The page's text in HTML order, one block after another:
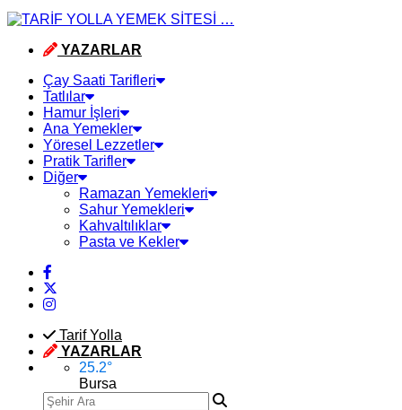
YAZARLAR
Çay Saati Tarifleri
Tatlılar
Hamur İşleri
Ana Yemekler
Yöresel Lezzetler
Pratik Tarifler
Diğer
Ramazan Yemekleri
Sahur Yemekleri
Kahvaltılıklar
Pasta ve Kekler
Tarif Yolla
YAZARLAR
25.2°
Bursa